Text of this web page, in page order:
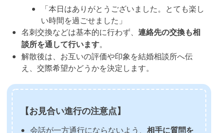
「本日はありがとうございました。とても楽し
い時間を過ごせました」
名刺交換などは基本的に行わず、 連絡先の交換も相
談所を通して行います
解散後は、お互いの評価や印象を結婚相談所へ伝
え、交際希望かどうかを決定します。
【お見合い進行の注意点】
会話が一方通行にならないよう、 相手に質問を